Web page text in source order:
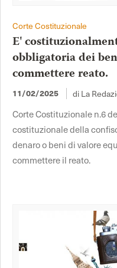
Corte Costituzionale
E'
obbligatoria dei
commettere reato.
11/02/2025 di La
Corte Costituzionale n.6
costituzionale della
denaro o beni di valore
commettere il reato.